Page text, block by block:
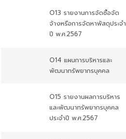
O13 รายงานการจัดซื้อจัด
จ้างหรือการจัดหาพัสดุประจำ
ปี พ.ศ.2567
O14 แผนการบริหารและ
พัฒนาทรัพยากรบุคคล
O15 รายงานผลการบริหาร
และพัฒนาทรัพยากรบุคคล
ประจำปี พ.ศ.2567